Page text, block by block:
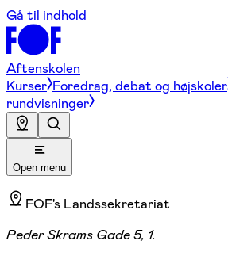
Gå til indhold
Aftenskolen
Kurser Foredrag, debat og højskoler
rundvisninger
Open menu
FOF's Landssekretariat
Peder Skrams Gade 5, 1.